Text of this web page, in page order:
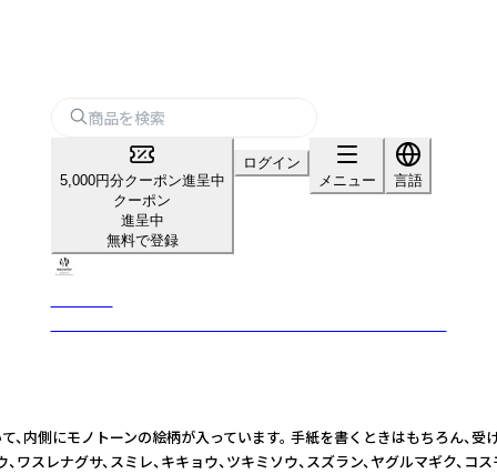
5,000円分クーポン進呈中
クーポン
進呈中
無料で登録
ログイン
メニュー
言語
にモノトーンの絵柄が入っています。 手紙を書くときはもちろ
ナグサ、スミレ、キキョウ、ツキミソウ、スズラン、ヤグルマギク